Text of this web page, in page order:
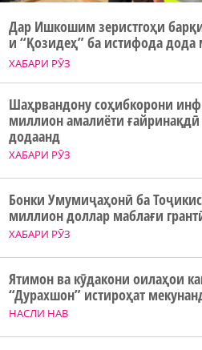
ХАБАРИ РӮЗ
Дар Ишкошим зеристгоҳи
и “Қозидеҳ” ба истифода
ХАБАРИ РӮЗ
Шаҳрвандону соҳибкорони
миллион амалиёти
додаанд
ХАБАРИ РӮЗ
Бонки Умумиҷаҳонӣ ба
миллион доллар маблағи
НАСЛИ НАВ
Ятимон ва кӯдакони оилаҳои
“Дурахшон” истироҳат